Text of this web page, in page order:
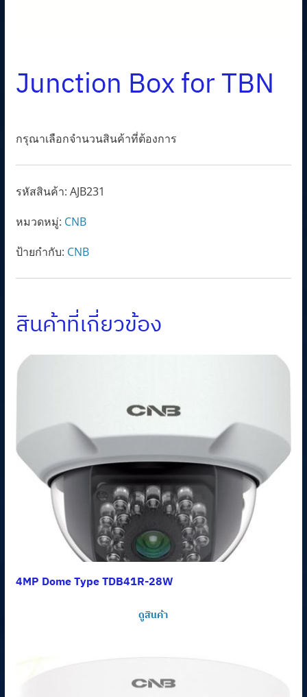
Junction Box for TBN
กรุณาเลือกจำนวนสินค้าที่ต้องการ
รหัสสินค้า: AJB231
หมวดหมู่: CNB
ป้ายกำกับ: CNB
สินค้าที่เกี่ยวข้อง
4MP Dome Type TDB41R-28W
ดูสินค้า